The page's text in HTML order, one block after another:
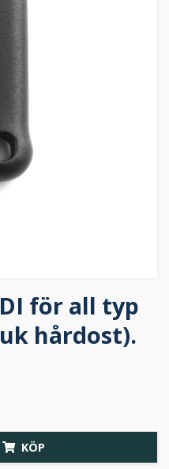
för all typ
hårdost).
KÖP